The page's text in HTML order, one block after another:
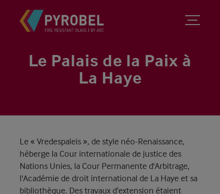
Le Palais de la Paix à
La Haye
Le « Vredespaleis », de style néo-Renaissance,
héberge la Cour internationale de justice des
Nations Unies, la Cour Permanente d'Arbitrage,
l'Académie de droit international de La Haye et sa
bibliothèque. Des travaux d’extension étaient